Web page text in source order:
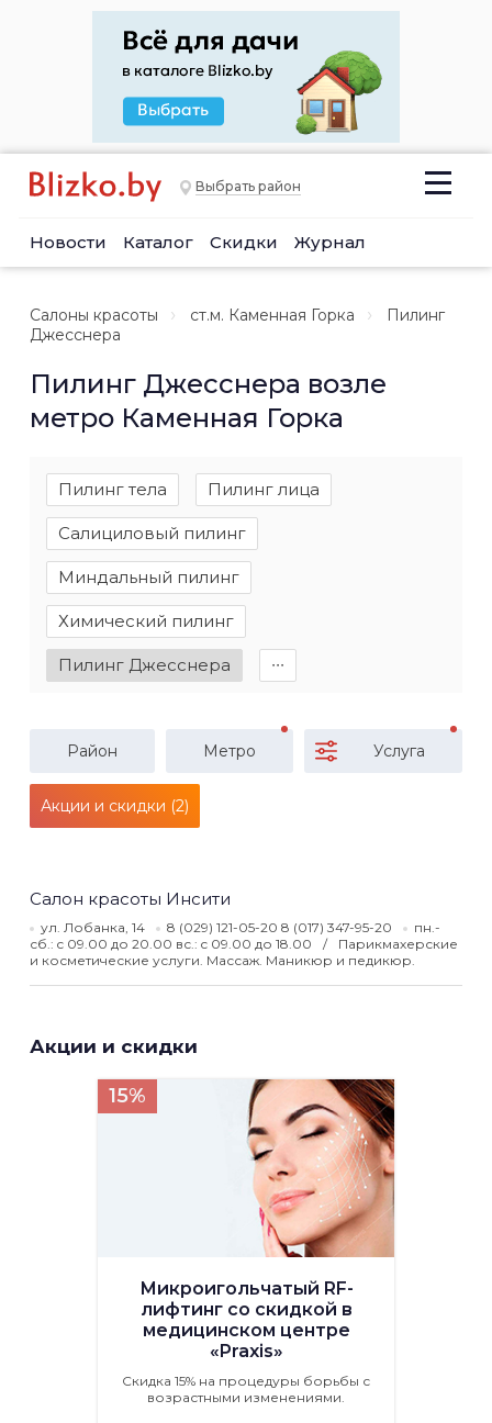
Выбрать район
Новости Каталог Скидки Журнал
Салоны красоты ст.м. Каменная Горка
Пилинг
Джесснера
Пилинг Джесснера возле
метро Каменная Горка
Пилинг тела Пилинг лица
Салициловый пилинг
Миндальный пилинг
Химический пилинг
Пилинг Джесснера ∙∙∙
Район Метро Услуга
Акции и скидки (2)
Салон красоты Инсити
ул. Лобанка, 14 8 (029) 121-05-20 8 (017) 347-95-20
пн.-
сб.: c 09.00 до 20.00 вс.: c 09.00 до 18.00
Парикмахерские
и косметические услуги. Массаж. Маникюр и педикюр.
Акции и скидки
15%
Микроигольчатый RF-
лифтинг со скидкой в
медицинском центре
«Praxis»
Скидка 15% на процедуры борьбы с
возрастными изменениями.